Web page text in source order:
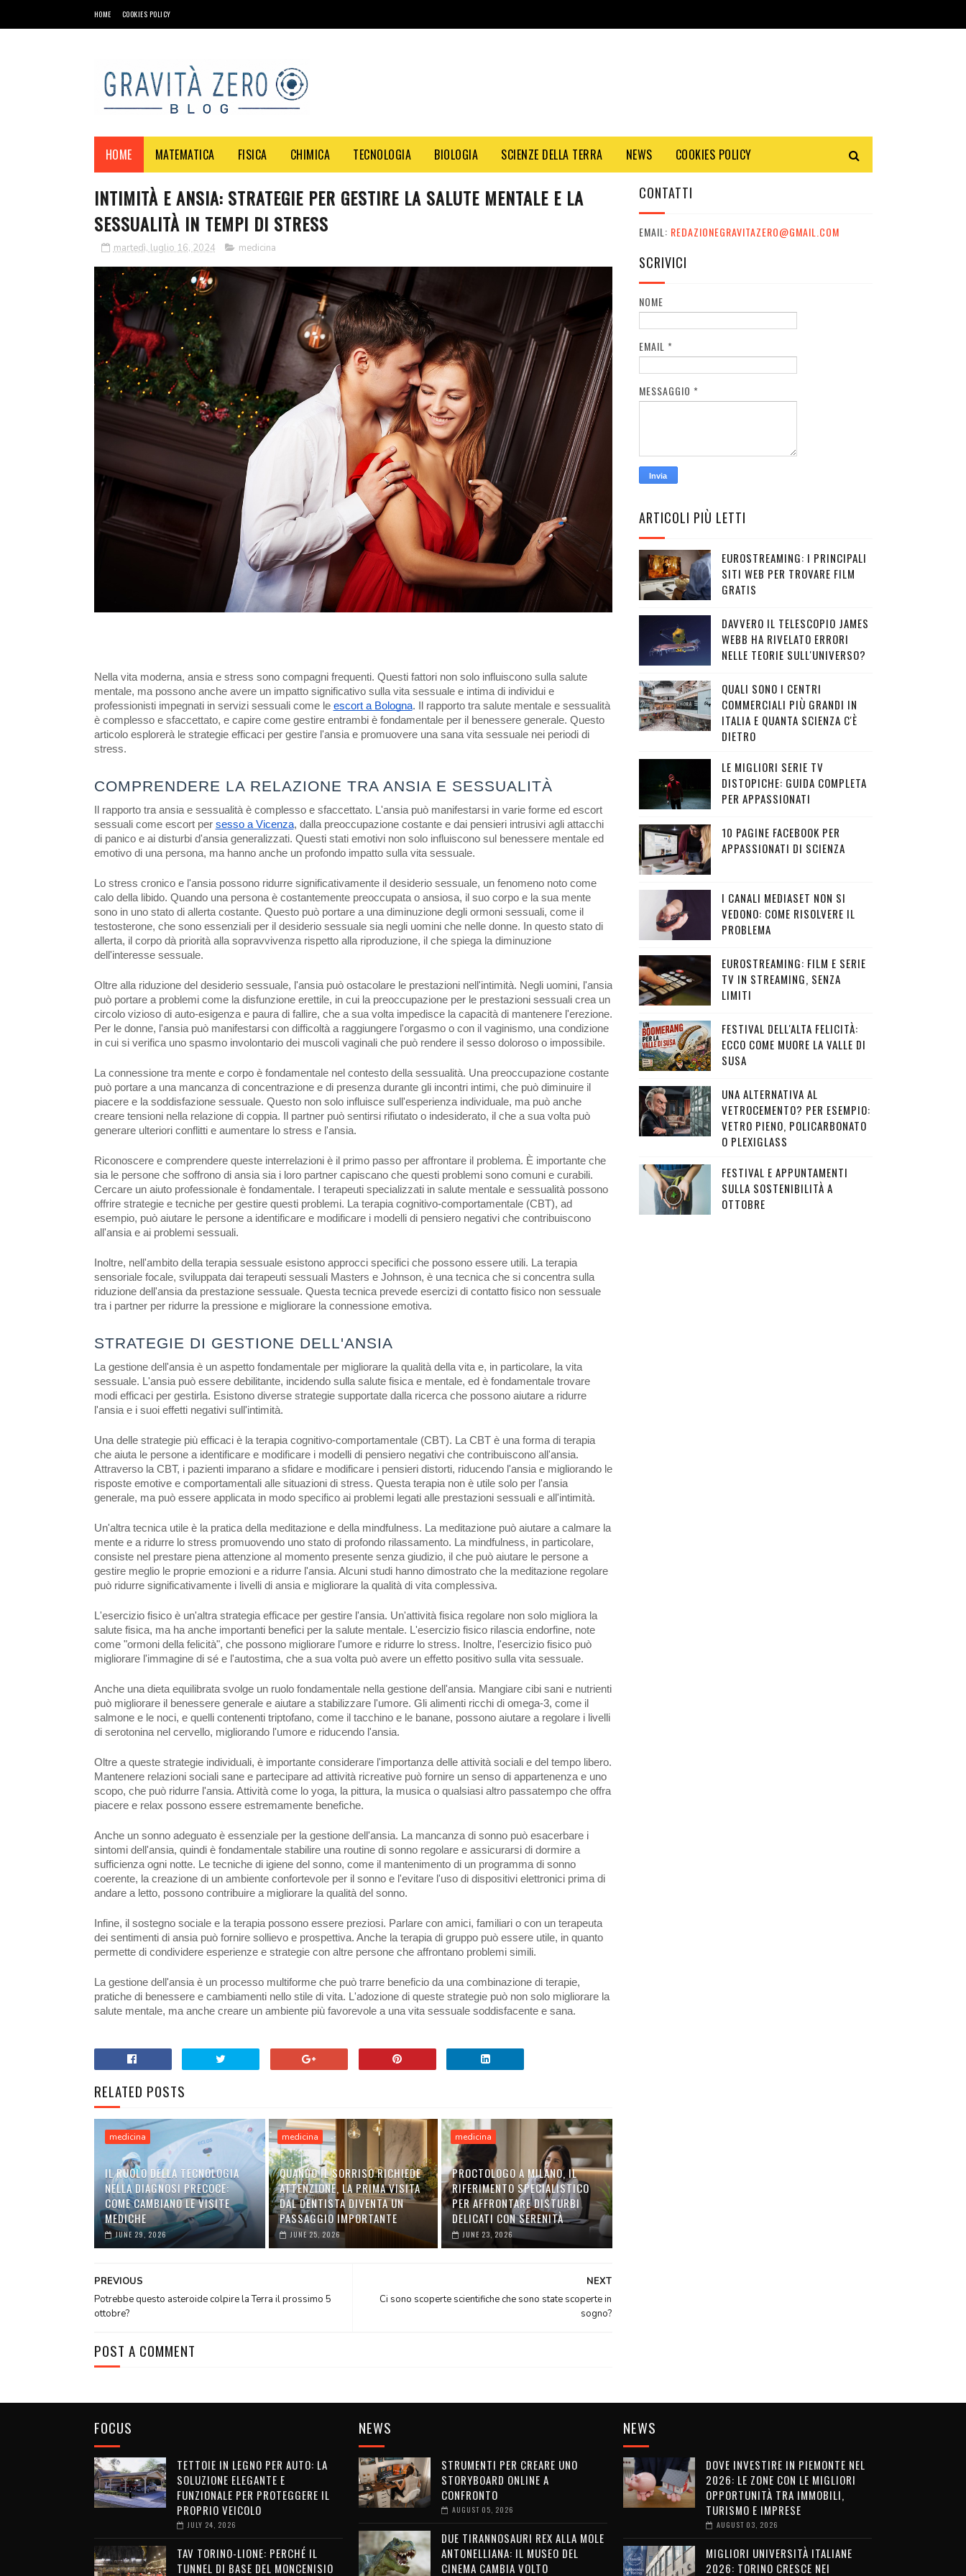
HOME COOKIES POLICY
HOME MATEMATICA FISICA CHIMICA TECNOLOGIA BIOLOGIA SCIENZE DELLA TERRA NEWS COOKIES POLICY
INTIMITÀ E ANSIA: STRATEGIE PER GESTIRE LA SALUTE MENTALE E LA
SESSUALITÀ IN TEMPI DI STRESS
martedì, luglio 16, 2024 medicina
Nella vita moderna, ansia e stress sono compagni frequenti. Questi fattori non solo influiscono sulla salute
mentale, ma possono anche avere un impatto significativo sulla vita sessuale e intima di individui e
professionisti impegnati in servizi sessuali come le escort a Bologna. Il rapporto tra salute mentale e sessualità
è complesso e sfaccettato, e capire come gestire entrambi è fondamentale per il benessere generale. Questo
articolo esplorerà le strategie efficaci per gestire l'ansia e promuovere una sana vita sessuale nei periodi di
stress.
COMPRENDERE LA RELAZIONE TRA ANSIA E SESSUALITÀ
Il rapporto tra ansia e sessualità è complesso e sfaccettato. L'ansia può manifestarsi in varie forme ed escort
sessuali come escort per sesso a Vicenza, dalla preoccupazione costante e dai pensieri intrusivi agli attacchi
di panico e ai disturbi d'ansia generalizzati. Questi stati emotivi non solo influiscono sul benessere mentale ed
emotivo di una persona, ma hanno anche un profondo impatto sulla vita sessuale.
Lo stress cronico e l'ansia possono ridurre significativamente il desiderio sessuale, un fenomeno noto come
calo della libido. Quando una persona è costantemente preoccupata o ansiosa, il suo corpo e la sua mente
sono in uno stato di allerta costante. Questo può portare a una diminuzione degli ormoni sessuali, come il
testosterone, che sono essenziali per il desiderio sessuale sia negli uomini che nelle donne. In questo stato di
allerta, il corpo dà priorità alla sopravvivenza rispetto alla riproduzione, il che spiega la diminuzione
dell'interesse sessuale.
Oltre alla riduzione del desiderio sessuale, l'ansia può ostacolare le prestazioni nell'intimità. Negli uomini, l'ansia
può portare a problemi come la disfunzione erettile, in cui la preoccupazione per le prestazioni sessuali crea un
circolo vizioso di auto-esigenza e paura di fallire, che a sua volta impedisce la capacità di mantenere l'erezione.
Per le donne, l'ansia può manifestarsi con difficoltà a raggiungere l'orgasmo o con il vaginismo, una condizione
in cui si verifica uno spasmo involontario dei muscoli vaginali che può rendere il sesso doloroso o impossibile.
La connessione tra mente e corpo è fondamentale nel contesto della sessualità. Una preoccupazione costante
può portare a una mancanza di concentrazione e di presenza durante gli incontri intimi, che può diminuire il
piacere e la soddisfazione sessuale. Questo non solo influisce sull'esperienza individuale, ma può anche
creare tensioni nella relazione di coppia. Il partner può sentirsi rifiutato o indesiderato, il che a sua volta può
generare ulteriori conflitti e aumentare lo stress e l'ansia.
Riconoscere e comprendere queste interrelazioni è il primo passo per affrontare il problema. È importante che
sia le persone che soffrono di ansia sia i loro partner capiscano che questi problemi sono comuni e curabili.
Cercare un aiuto professionale è fondamentale. I terapeuti specializzati in salute mentale e sessualità possono
offrire strategie e tecniche per gestire questi problemi. La terapia cognitivo-comportamentale (CBT), ad
esempio, può aiutare le persone a identificare e modificare i modelli di pensiero negativi che contribuiscono
all'ansia e ai problemi sessuali.
Inoltre, nell'ambito della terapia sessuale esistono approcci specifici che possono essere utili. La terapia
sensoriale focale, sviluppata dai terapeuti sessuali Masters e Johnson, è una tecnica che si concentra sulla
riduzione dell'ansia da prestazione sessuale. Questa tecnica prevede esercizi di contatto fisico non sessuale
tra i partner per ridurre la pressione e migliorare la connessione emotiva.
STRATEGIE DI GESTIONE DELL'ANSIA
La gestione dell'ansia è un aspetto fondamentale per migliorare la qualità della vita e, in particolare, la vita
sessuale. L'ansia può essere debilitante, incidendo sulla salute fisica e mentale, ed è fondamentale trovare
modi efficaci per gestirla. Esistono diverse strategie supportate dalla ricerca che possono aiutare a ridurre
l'ansia e i suoi effetti negativi sull'intimità.
Una delle strategie più efficaci è la terapia cognitivo-comportamentale (CBT). La CBT è una forma di terapia
che aiuta le persone a identificare e modificare i modelli di pensiero negativi che contribuiscono all'ansia.
Attraverso la CBT, i pazienti imparano a sfidare e modificare i pensieri distorti, riducendo l'ansia e migliorando le
risposte emotive e comportamentali alle situazioni di stress. Questa terapia non è utile solo per l'ansia
generale, ma può essere applicata in modo specifico ai problemi legati alle prestazioni sessuali e all'intimità.
Un'altra tecnica utile è la pratica della meditazione e della mindfulness. La meditazione può aiutare a calmare la
mente e a ridurre lo stress promuovendo uno stato di profondo rilassamento. La mindfulness, in particolare,
consiste nel prestare piena attenzione al momento presente senza giudizio, il che può aiutare le persone a
gestire meglio le proprie emozioni e a ridurre l'ansia. Alcuni studi hanno dimostrato che la meditazione regolare
può ridurre significativamente i livelli di ansia e migliorare la qualità di vita complessiva.
L'esercizio fisico è un'altra strategia efficace per gestire l'ansia. Un'attività fisica regolare non solo migliora la
salute fisica, ma ha anche importanti benefici per la salute mentale. L'esercizio fisico rilascia endorfine, note
come "ormoni della felicità", che possono migliorare l'umore e ridurre lo stress. Inoltre, l'esercizio fisico può
migliorare l'immagine di sé e l'autostima, che a sua volta può avere un effetto positivo sulla vita sessuale.
Anche una dieta equilibrata svolge un ruolo fondamentale nella gestione dell'ansia. Mangiare cibi sani e nutrienti
può migliorare il benessere generale e aiutare a stabilizzare l'umore. Gli alimenti ricchi di omega-3, come il
salmone e le noci, e quelli contenenti triptofano, come il tacchino e le banane, possono aiutare a regolare i livelli
di serotonina nel cervello, migliorando l'umore e riducendo l'ansia.
Oltre a queste strategie individuali, è importante considerare l'importanza delle attività sociali e del tempo libero.
Mantenere relazioni sociali sane e partecipare ad attività ricreative può fornire un senso di appartenenza e uno
scopo, che può ridurre l'ansia. Attività come lo yoga, la pittura, la musica o qualsiasi altro passatempo che offra
piacere e relax possono essere estremamente benefiche.
Anche un sonno adeguato è essenziale per la gestione dell'ansia. La mancanza di sonno può esacerbare i
sintomi dell'ansia, quindi è fondamentale stabilire una routine di sonno regolare e assicurarsi di dormire a
sufficienza ogni notte. Le tecniche di igiene del sonno, come il mantenimento di un programma di sonno
coerente, la creazione di un ambiente confortevole per il sonno e l'evitare l'uso di dispositivi elettronici prima di
andare a letto, possono contribuire a migliorare la qualità del sonno.
Infine, il sostegno sociale e la terapia possono essere preziosi. Parlare con amici, familiari o con un terapeuta
dei sentimenti di ansia può fornire sollievo e prospettiva. Anche la terapia di gruppo può essere utile, in quanto
permette di condividere esperienze e strategie con altre persone che affrontano problemi simili.
La gestione dell'ansia è un processo multiforme che può trarre beneficio da una combinazione di terapie,
pratiche di benessere e cambiamenti nello stile di vita. L'adozione di queste strategie può non solo migliorare la
salute mentale, ma anche creare un ambiente più favorevole a una vita sessuale soddisfacente e sana.
RELATED POSTS
medicina
IL RUOLO DELLA TECNOLOGIA
NELLA DIAGNOSI PRECOCE:
COME CAMBIANO LE VISITE
MEDICHE
JUNE 29, 2026
medicina
QUANDO IL SORRISO RICHIEDE
ATTENZIONE, LA PRIMA VISITA
DAL DENTISTA DIVENTA UN
PASSAGGIO IMPORTANTE
JUNE 25, 2026
medicina
PROCTOLOGO A MILANO, IL
RIFERIMENTO SPECIALISTICO
PER AFFRONTARE DISTURBI
DELICATI CON SERENITÀ
JUNE 23, 2026
NEXT
Ci sono scoperte scientifiche che sono state scoperte in
sogno?
PREVIOUS
Potrebbe questo asteroide colpire la Terra il prossimo 5
ottobre?
POST A COMMENT
CONTATTI
EMAIL: REDAZIONEGRAVITAZERO@GMAIL.COM
SCRIVICI
NOME
EMAIL *
MESSAGGIO *
ARTICOLI PIÙ LETTI
EUROSTREAMING: I PRINCIPALI
SITI WEB PER TROVARE FILM
GRATIS
DAVVERO IL TELESCOPIO JAMES
WEBB HA RIVELATO ERRORI
NELLE TEORIE SULL'UNIVERSO?
QUALI SONO I CENTRI
COMMERCIALI PIÙ GRANDI IN
ITALIA E QUANTA SCIENZA C'È
DIETRO
LE MIGLIORI SERIE TV
DISTOPICHE: GUIDA COMPLETA
PER APPASSIONATI
10 PAGINE FACEBOOK PER
APPASSIONATI DI SCIENZA
I CANALI MEDIASET NON SI
VEDONO: COME RISOLVERE IL
PROBLEMA
EUROSTREAMING: FILM E SERIE
TV IN STREAMING, SENZA
LIMITI
FESTIVAL DELL'ALTA FELICITÀ:
ECCO COME MUORE LA VALLE DI
SUSA
UNA ALTERNATIVA AL
VETROCEMENTO? PER ESEMPIO:
VETRO PIENO, POLICARBONATO
O PLEXIGLASS
FESTIVAL E APPUNTAMENTI
SULLA SOSTENIBILITÀ A
OTTOBRE
FOCUS
TETTOIE IN LEGNO PER AUTO: LA
SOLUZIONE ELEGANTE E
FUNZIONALE PER PROTEGGERE IL
PROPRIO VEICOLO
JULY 24, 2026
TAV TORINO-LIONE: PERCHÉ IL
TUNNEL DI BASE DEL MONCENISIO
NEWS
STRUMENTI PER CREARE UNO
STORYBOARD ONLINE A
CONFRONTO
AUGUST 05, 2026
DUE TIRANNOSAURI REX ALLA MOLE
ANTONELLIANA: IL MUSEO DEL
CINEMA CAMBIA VOLTO
NEWS
DOVE INVESTIRE IN PIEMONTE NEL
2026: LE ZONE CON LE MIGLIORI
OPPORTUNITÀ TRA IMMOBILI,
TURISMO E IMPRESE
AUGUST 03, 2026
MIGLIORI UNIVERSITÀ ITALIANE
2026: TORINO CRESCE NEI